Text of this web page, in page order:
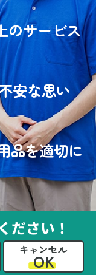
のサービス
安な思い
品を適切に
ださい！
キャンセル
OK